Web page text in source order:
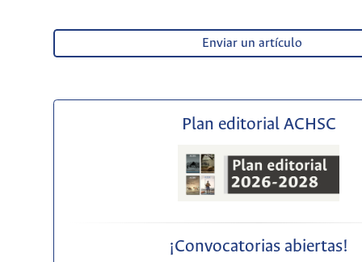
Enviar un artículo
Plan editorial ACHSC
¡Convocatorias abiertas!